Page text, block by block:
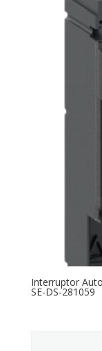
Interruptor
SE-DS-281059